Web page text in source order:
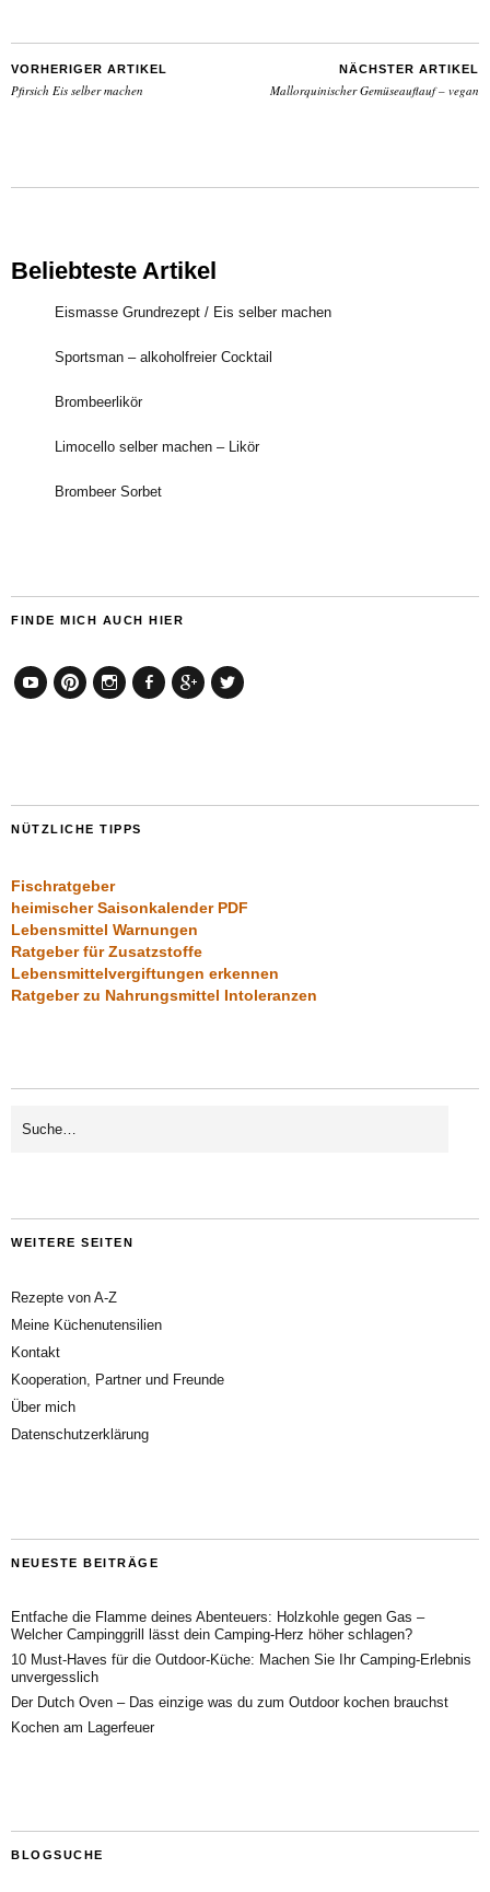
VORHERIGER ARTIKEL
Pfirsich Eis selber machen
NÄCHSTER ARTIKEL
Mallorquinischer Gemüseauflauf – vegan
Beliebteste Artikel
Eismasse Grundrezept / Eis selber machen
Sportsman – alkoholfreier Cocktail
Brombeerlikör
Limocello selber machen – Likör
Brombeer Sorbet
FINDE MICH AUCH HIER
NÜTZLICHE TIPPS
Fischratgeber
heimischer Saisonkalender PDF
Lebensmittel Warnungen
Ratgeber für Zusatzstoffe
Lebensmittelvergiftungen erkennen
Ratgeber zu Nahrungsmittel Intoleranzen
WEITERE SEITEN
Rezepte von A-Z
Meine Küchenutensilien
Kontakt
Kooperation, Partner und Freunde
Über mich
Datenschutzerklärung
NEUESTE BEITRÄGE
Entfache die Flamme deines Abenteuers: Holzkohle gegen Gas –
Welcher Campinggrill lässt dein Camping-Herz höher schlagen?
10 Must-Haves für die Outdoor-Küche: Machen Sie Ihr Camping-Erlebnis
unvergesslich
Der Dutch Oven – Das einzige was du zum Outdoor kochen brauchst
Kochen am Lagerfeuer
BLOGSUCHE